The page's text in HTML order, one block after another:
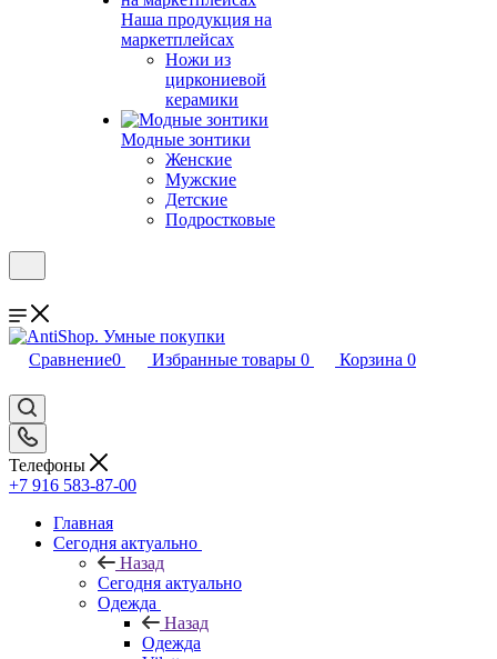
Наша продукция на
маркетплейсах
Ножи из
циркониевой
керамики
Модные зонтики
Женские
Мужские
Детские
Подростковые
Сравнение0 Избранные товары 0 Корзина 0
Телефоны
+7 916 583-87-00
Главная
Сегодня актуально
Назад
Сегодня актуально
Одежда
Назад
Одежда